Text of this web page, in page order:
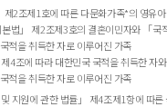
제2조제1호에 따른 다문화가족*의 영유아
법」 제2조제3호의 결혼이민자와 「국
적을 취득한 자로 이루어진 가족
4조에 따라 대한민국 국적을 취득한 자
적을 취득한 자로 이루어진 가족
및 지원에 관한 법률」 제4조제1항에 따